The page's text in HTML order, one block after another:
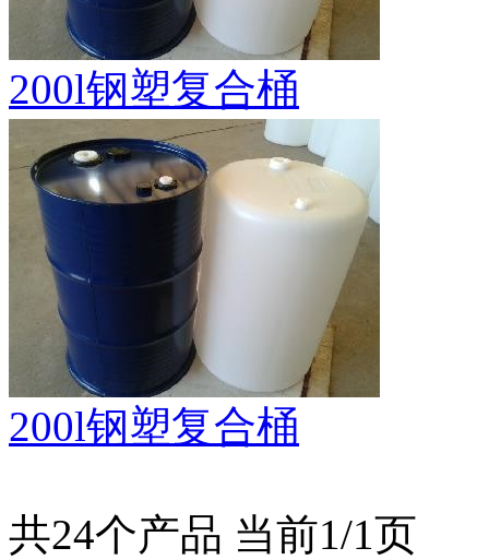
200l钢塑复合桶
200l钢塑复合桶
共24个产品 当前1/1页